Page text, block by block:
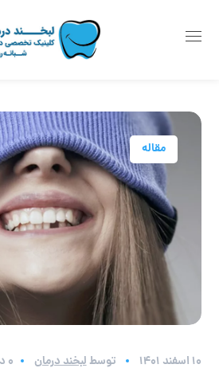
مقاله
۱۰ اسفند ۱۴۰۱ توسطلبخند درمان 0 دیدگاه